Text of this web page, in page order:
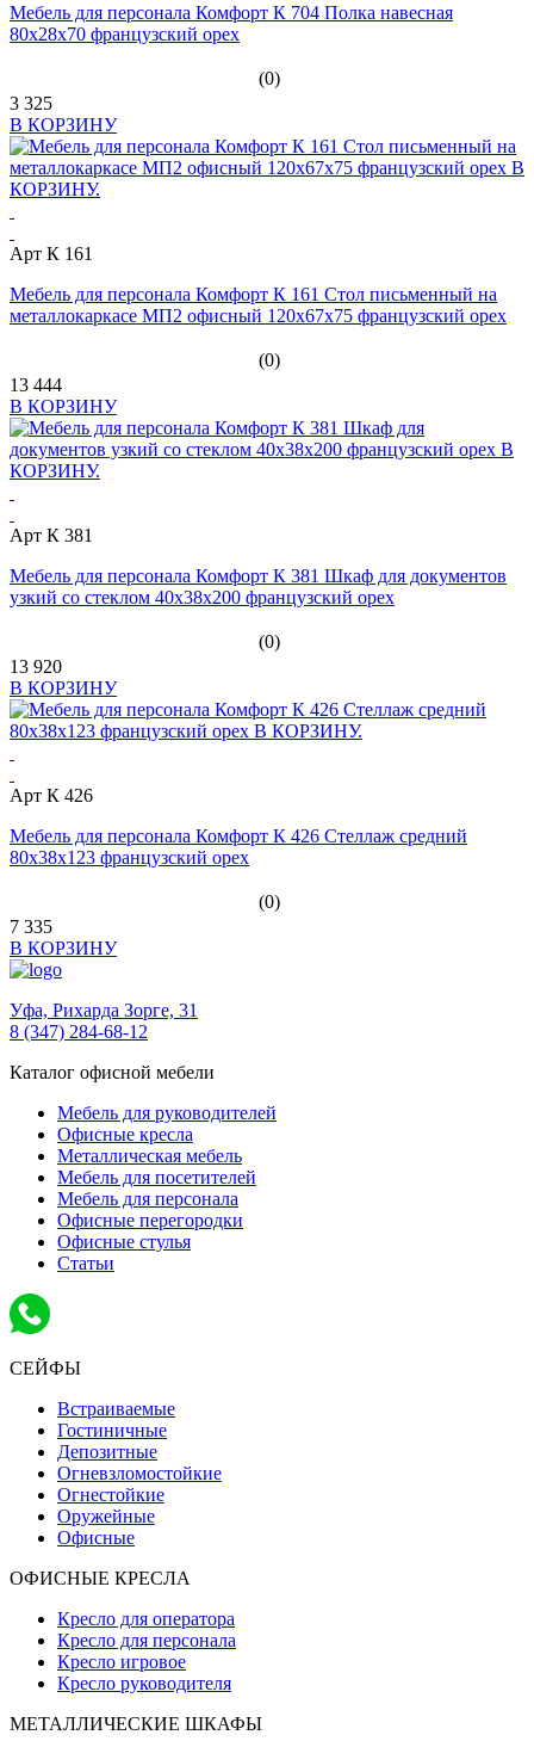
Мебель для персонала Комфорт К 704 Полка навесная
80х28х70 французский орех
(0)
3 325
В КОРЗИНУ
Арт К 161
Мебель для персонала Комфорт К 161 Стол письменный на
металлокаркасе МП2 офисный 120x67x75 французский орех
(0)
13 444
В КОРЗИНУ
Арт К 381
Мебель для персонала Комфорт К 381 Шкаф для документов
узкий со стеклом 40x38x200 французский орех
(0)
13 920
В КОРЗИНУ
Арт К 426
Мебель для персонала Комфорт К 426 Стеллаж средний
80х38х123 французский орех
(0)
7 335
В КОРЗИНУ
Уфа, Рихарда Зорге, 31
8 (347) 284-68-12
Каталог офисной мебели
Мебель для руководителей
Офисные кресла
Металлическая мебель
Мебель для посетителей
Мебель для персонала
Офисные перегородки
Офисные стулья
Статьи
СЕЙФЫ
Встраиваемые
Гостиничные
Депозитные
Огневзломостойкие
Огнестойкие
Оружейные
Офисные
ОФИСНЫЕ КРЕСЛА
Кресло для оператора
Кресло для персонала
Кресло игровое
Кресло руководителя
МЕТАЛЛИЧЕСКИЕ ШКАФЫ